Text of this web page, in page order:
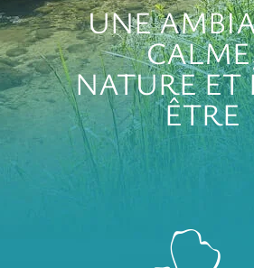
UNE
NATURE ET
ÊTRE